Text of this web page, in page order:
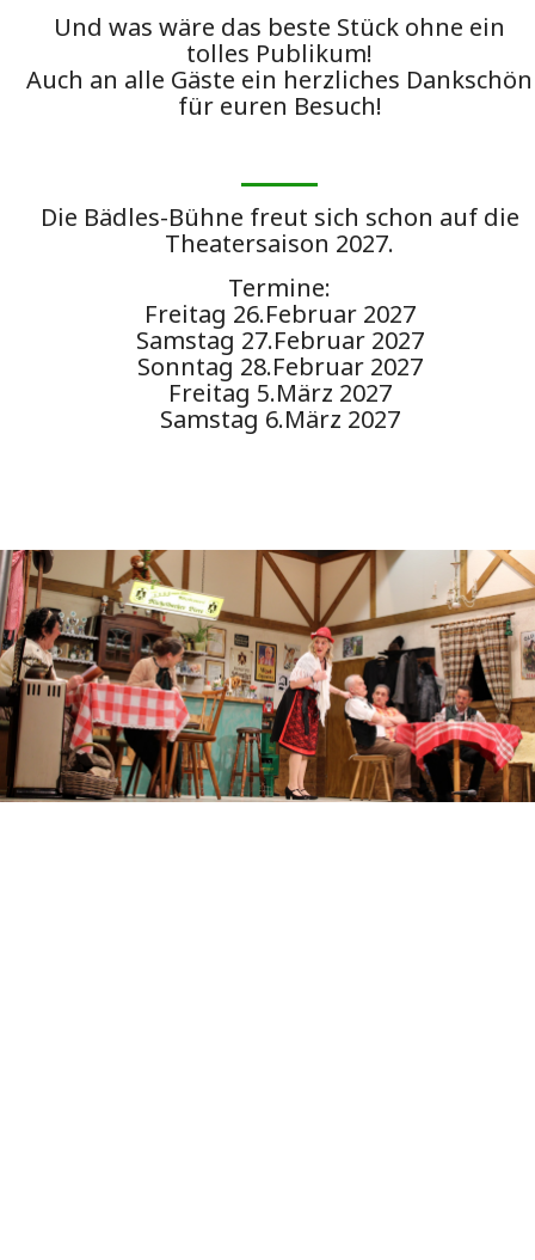
Und was wäre das beste Stück ohne ein
tolles Publikum!
Auch an alle Gäste ein herzliches Dankschön
für euren Besuch!
Die Bädles-Bühne freut sich schon auf die
Theatersaison 2027.
Termine:
Freitag 26.Februar 2027
Samstag 27.Februar 2027
Sonntag 28.Februar 2027
Freitag 5.März 2027
Samstag 6.März 2027